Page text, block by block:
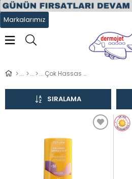
Markalarımız
Çok Hassas Ciltler İçin
SIRALAMA